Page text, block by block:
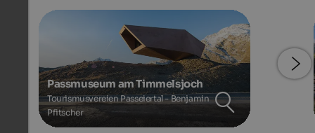
Passmuseum am Timmelsjoch
Tourismusvereien Passeiertal - Benjamin
Pfitscher